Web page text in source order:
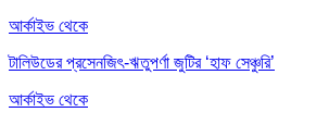
আর্কাইভ থেকে
টালিউডের প্রসেনজিৎ-ঋতুপর্ণা জুটির ‘হাফ সেঞ্চুরি’
আর্কাইভ থেকে